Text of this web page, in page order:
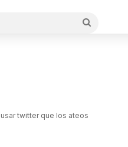
twitter que los ateos